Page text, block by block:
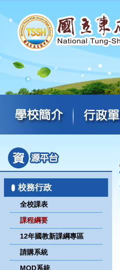
校務行政
全校課表
課程綱要
12年國教新課綱專區
請購系統
MOD系統